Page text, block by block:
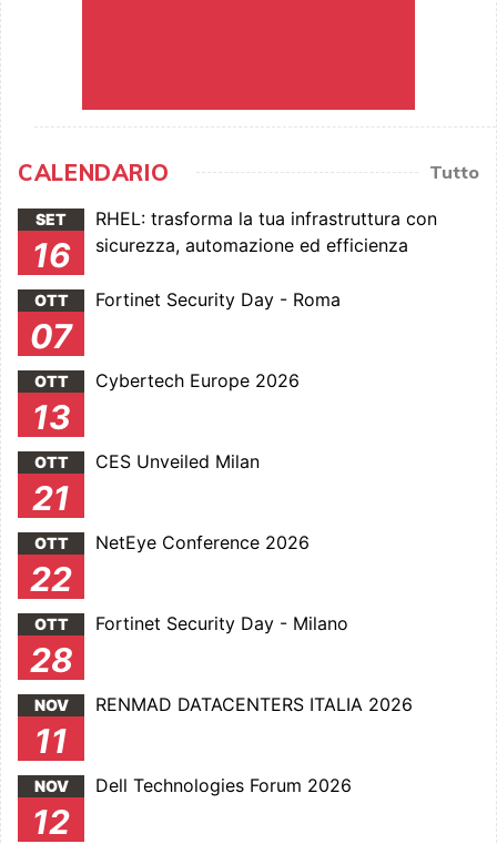
CALENDARIO Tutto
SET
16
RHEL: trasforma la tua infrastruttura con
sicurezza, automazione ed efficienza
OTT
07
Fortinet Security Day - Roma
OTT
13
Cybertech Europe 2026
OTT
21
CES Unveiled Milan
OTT
22
NetEye Conference 2026
OTT
28
Fortinet Security Day - Milano
NOV
11
RENMAD DATACENTERS ITALIA 2026
NOV
12
Dell Technologies Forum 2026